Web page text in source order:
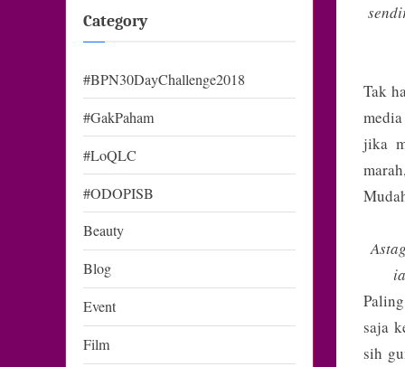
Tak
jika
saja
sih
Category
#BPN30DayChallenge2018
#GakPaham
#LoQLC
#ODOPISB
Beauty
Blog
Event
Film